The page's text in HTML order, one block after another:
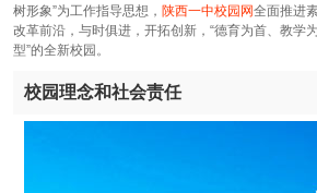
树形象”为工作指导思想， 陕西一中校园网全面推进
改革前沿，与时俱进，开拓创新，“德育为首、教学
型”的全新校园。
校园理念和社会责任